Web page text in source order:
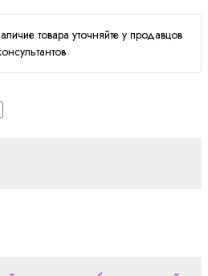
товара уточняйте у продавцов